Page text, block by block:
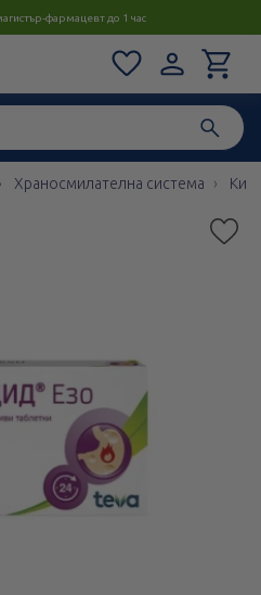
фармацевт до 1 час
Храносмилателна система